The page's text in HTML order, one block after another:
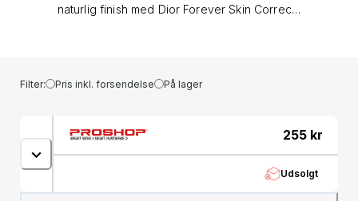
naturlig finish med Dior Forever Skin Correct i
urenheder og rødme - uden at lægge sig i
fine linjer. Langvarig dækning: Giver dig en
smuldre eller falme. Hydrering og pleje:
Beriget med fugtgivende ingredienser, der
efterlader huden blød og frisk hele dagen.
Alsidig dækning: Perfekt til at dække mørke
rande, pigmentpletter eller urenheder med et
Filter: Pris inkl. forsendelse På lager
255 kr
Udsolgt